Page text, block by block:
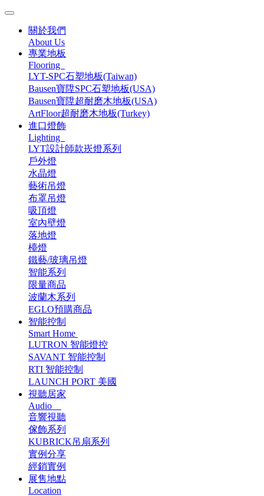
關於我們
About Us
專業地板
Flooring
LYT-SPC石塑地板(Taiwan)
Bausen寶陞SPC石塑地板(USA)
Bausen寶陞超耐磨木地板(USA)
ArtFloor超耐磨木地板(Turkey)
進口燈飾
Lighting
LYT設計師款崁燈系列
戶外燈
水晶燈
藝術吊燈
布罩吊燈
吸頂燈
室內壁燈
落地燈
檯燈
鐵藝/玻璃吊燈
智能系列
限量商品
波蘭木系列
EGLO預購商品
智能控制
Smart Home
LUTRON 智能燈控
SAVANT 智能控制
RTI 智能控制
LAUNCH PORT 美國
視聽居家
Audio
音響視聽
傢飾系列
KUBRICK吊扇系列
實例分享
經銷實例
展售地點
Location